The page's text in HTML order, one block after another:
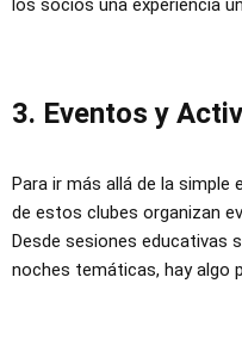
3. Eventos y
Para ir más allá de la simple
de estos clubes organizan
Desde sesiones educativas
noches temáticas, hay algo